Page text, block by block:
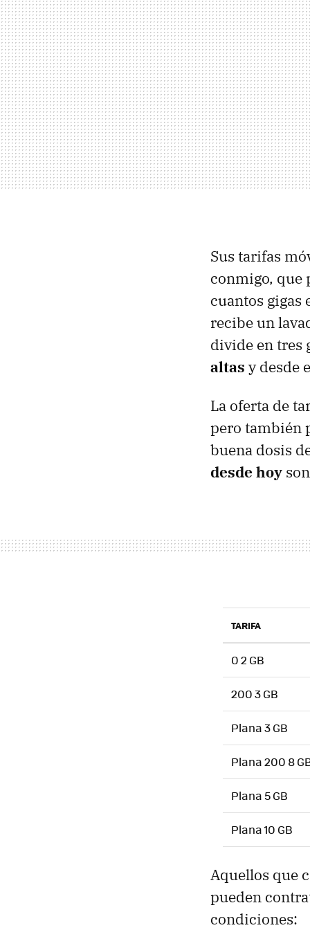
Sus tarifas
conmigo, que
cuantos
recibe un
divide en tres
altas y desde
La oferta de
pero también
buena dosis
desde hoy
TARIFA
0 2 GB
200 3 GB
Plana 3 GB
Plana 200 8
Plana 5 GB
Plana 10 GB
Aquellos que
pueden
condiciones: